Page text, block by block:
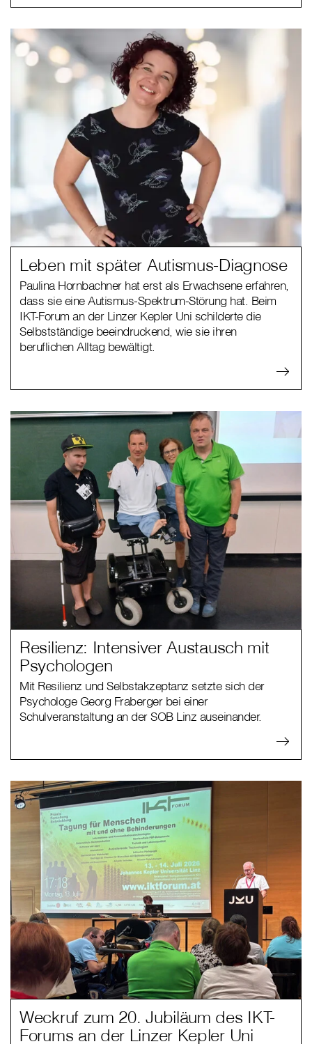
Leben mit später Autismus-Diagnose
Paulina Hornbachner hat erst als Erwachsene erfahren,
dass sie eine Autismus-Spektrum-Störung hat. Beim
IKT-Forum an der Linzer Kepler Uni schilderte die
Selbstständige beeindruckend, wie sie ihren
beruflichen Alltag bewältigt.
Resilienz: Intensiver Austausch mit
Psychologen
Mit Resilienz und Selbstakzeptanz setzte sich der
Psychologe Georg Fraberger bei einer
Schulveranstaltung an der SOB Linz auseinander.
Weckruf zum 20. Jubiläum des IKT-
Forums an der Linzer Kepler Uni